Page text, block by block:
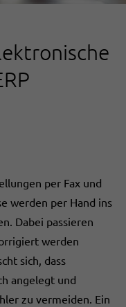
per Fax und
werden per Hand ins
Dabei passieren
werden
sich, dass
angelegt und
zu vermeiden. Ein